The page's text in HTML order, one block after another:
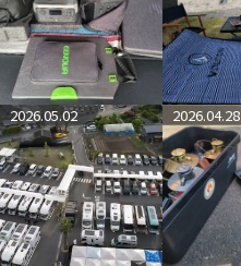
2026.05.02 2026.04.28